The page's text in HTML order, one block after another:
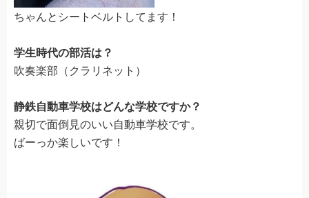
採用情報
個人情報保護方針
ちゃんとシートベルトしてます！
学生時代の部活は？
吹奏楽部（クラリネット）
静鉄自動車学校はどんな学校ですか？
親切で面倒見のいい自動車学校です。
ばーっか楽しいです！